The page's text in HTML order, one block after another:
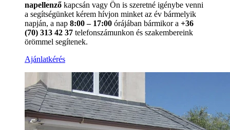
napellenző kapcsán vagy Ön is szeretné igénybe venni
a segítségünket kérem hívjon minket az év bármelyik
napján, a nap 8:00 – 17:00 órájában bármikor a +36
(70) 313 42 37 telefonszámunkon és szakembereink
örömmel segítenek.
Ajánlatkérés